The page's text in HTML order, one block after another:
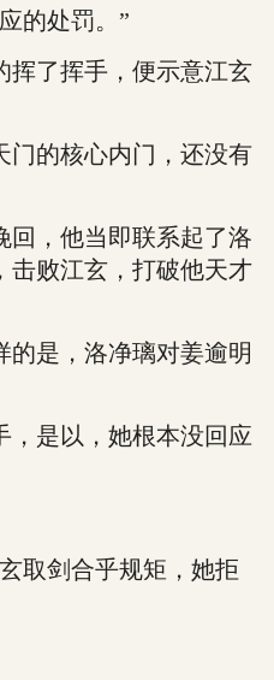
的处罚。”
了挥手，便示意江玄
的核心内门，还没有
，他当即联系起了洛
击败江玄，打破他天才
是，洛净璃对姜逾明
是以，她根本没回应
剑合乎规矩，她拒